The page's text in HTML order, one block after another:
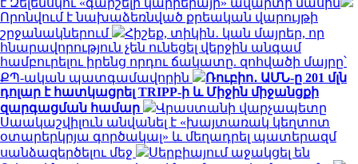
Որոնվում է նախաձեռնված քրեական վարույթի
շրջանակներում
Հիշեք, տիկին․ կան մայրեր, որ
հնարավորություն չեն ունեցել վերջին անգամ
համբուրելու իրենց որդու ճակատը. զոհվածի մայրը՝
ՔՊ-ական պատգամավորին
Ռուբիո․ ԱՄՆ-ը 201 մլն
դոլար է հատկացրել TRIPP-ի և Միջին միջանցքի
զարգացման համար
Վրաստանի վարչապետը
Սաակաշվիլուն անվանել է «խայտառակ կեղտոտ
օտարերկրյա գործակալ» և մեղադրել պատերազմ
սանձազերծելու մեջ
Սերբիայում աջակցել են